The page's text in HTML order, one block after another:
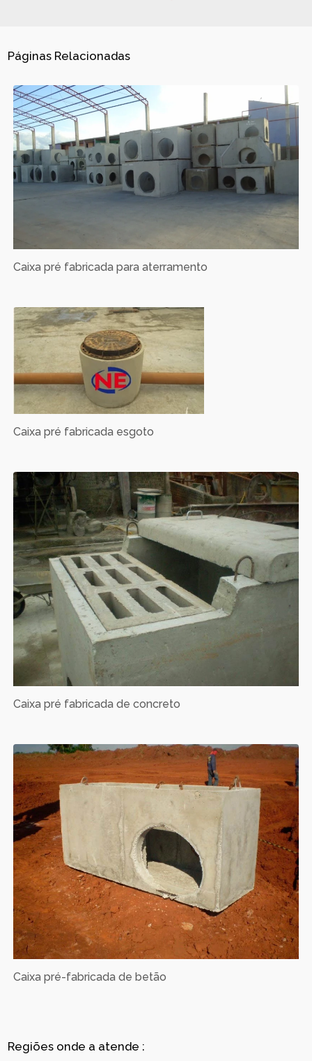
Páginas Relacionadas
Caixa pré fabricada para aterramento
Caixa pré fabricada esgoto
Caixa pré fabricada de concreto
Caixa pré-fabricada de betão
Regiões onde a atende :